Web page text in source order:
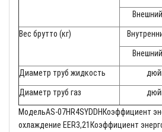
Вес брутто (кг)
Диаметр труб жидкость
Диаметр труб газ
МодельAS-07HR4SYDDHКоэффициент
охлаждение EER3,21Коэффициент